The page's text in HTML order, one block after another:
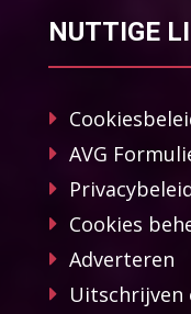
NUTTIGE
AVG
Cookies
Adverteren
Uitschrijven